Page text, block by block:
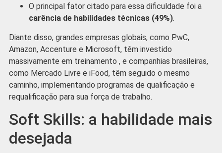
O principal fator citado para essa dificuldade foi a
carência de habilidades técnicas (49%).
Diante disso, grandes empresas globais, como PwC,
Amazon, Accenture e Microsoft, têm investido
massivamente em treinamento , e companhias brasileiras,
como Mercado Livre e iFood, têm seguido o mesmo
caminho, implementando programas de qualificação e
requalificação para sua força de trabalho.
Soft Skills: a habilidade mais
desejada